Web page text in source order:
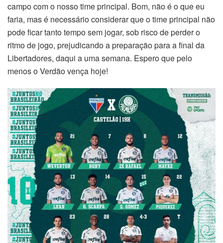
campo com o nosso time principal. Bom, não é o que eu
faria, mas é necessário considerar que o time principal não
pode ficar tanto tempo sem jogar, sob risco de perder o
ritmo de jogo, prejudicando a preparação para a final da
Libertadores, daqui a uma semana. Espero que pelo
menos o Verdão vença hoje!